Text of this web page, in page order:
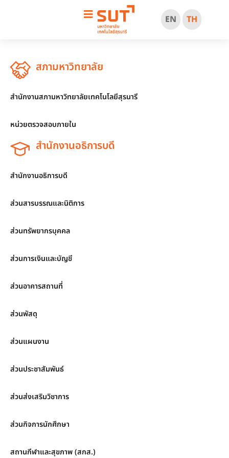
EN TH
สภามหาวิทยาลัย
สำนักงานสภามหาวิทยาลัยเทคโนโลยีสุรนารี
หน่วยตรวจสอบภายใน
สำนักงานอธิการบดี
สำนักงานอธิการบดี
ส่วนสารบรรณและนิติการ
ส่วนทรัพยากรบุคคล
ส่วนการเงินและบัญชี
ส่วนอาคารสถานที่
ส่วนพัสดุ
ส่วนแผนงาน
ส่วนประชาสัมพันธ์
ส่วนส่งเสริมวิชาการ
ส่วนกิจการนักศึกษา
สถานกีฬาและสุขภาพ (สกส.)